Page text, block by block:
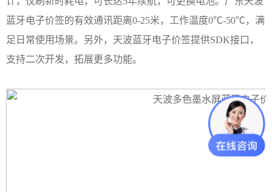
蓝牙电子价签的有效通讯距离0-25米，工作温度0℃-50℃，满
足日常使用场景。另外，天波蓝牙电子价签提供SDK接口，
支持二次开发，拓展更多功能。